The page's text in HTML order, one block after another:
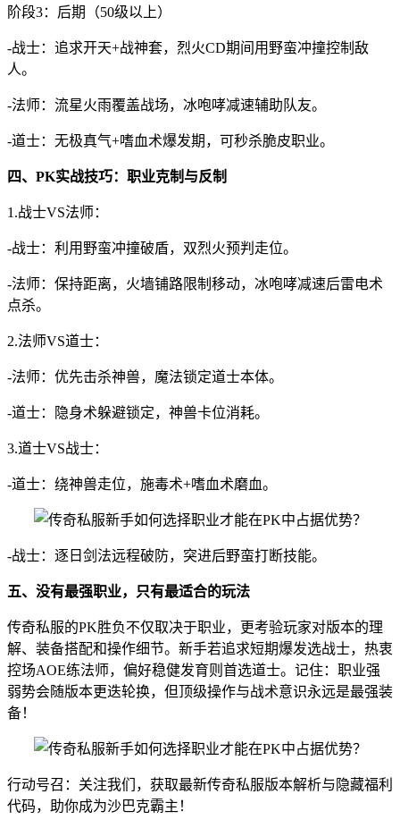
阶段3：后期（50级以上）
-战士：追求开天+战神套，烈火CD期间用野蛮冲撞控制敌
人。
-法师：流星火雨覆盖战场，冰咆哮减速辅助队友。
-道士：无极真气+嗜血术爆发期，可秒杀脆皮职业。
四、PK实战技巧：职业克制与反制
1.战士VS法师：
-战士：利用野蛮冲撞破盾，双烈火预判走位。
-法师：保持距离，火墙铺路限制移动，冰咆哮减速后雷电术
点杀。
2.法师VS道士：
-法师：优先击杀神兽，魔法锁定道士本体。
-道士：隐身术躲避锁定，神兽卡位消耗。
3.道士VS战士：
-道士：绕神兽走位，施毒术+嗜血术磨血。
-战士：逐日剑法远程破防，突进后野蛮打断技能。
五、没有最强职业，只有最适合的玩法
传奇私服的PK胜负不仅取决于职业，更考验玩家对版本的理
解、装备搭配和操作细节。新手若追求短期爆发选战士，热衷
控场AOE练法师，偏好稳健发育则首选道士。记住：职业强
弱势会随版本更迭轮换，但顶级操作与战术意识永远是最强装
备！
行动号召：关注我们，获取最新传奇私服版本解析与隐藏福利
代码，助你成为沙巴克霸主！